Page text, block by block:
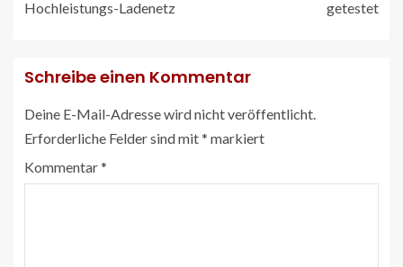
Hochleistungs-Ladenetz getestet
Schreibe einen Kommentar
Deine E-Mail-Adresse wird nicht veröffentlicht.
Erforderliche Felder sind mit* markiert
Kommentar*